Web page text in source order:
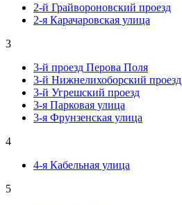
2-й Грайвороновский проезд
2-я Карачаровская улица
3
3-й проезд Перова Поля
3-й Нижнелихоборский проезд
3-й Угрешский проезд
3-я Парковая улица
3-я Фрунзенская улица
4
4-я Кабельная улица
5